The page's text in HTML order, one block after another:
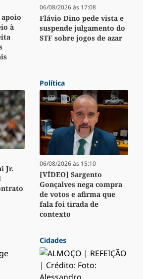
à
06/08/2026 às 17:08
Flávio Dino pede vista e
suspende julgamento do
STF sobre jogos de azar
Jr.
Política
06/08/2026 às 15:10
[VÍDEO] Sargento
Gonçalves nega compra
de votos e afirma que
fala foi tirada de
contexto
Cidades